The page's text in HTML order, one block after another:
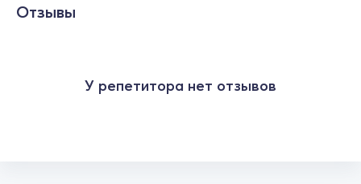
Отзывы
У репетитора нет отзывов